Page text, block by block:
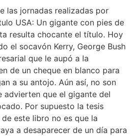
las jornadas realizadas por
USA: Un gigante con pies de
resulta chocante el título. Hoy
el socavón Kerry, George Bush
que le aupó a la
de un cheque en blanco para
a su antojo. Aún así, no son
advierten que el gigante del
Por supuesto la tesis
este libro no es que la
a desaparecer de un día para